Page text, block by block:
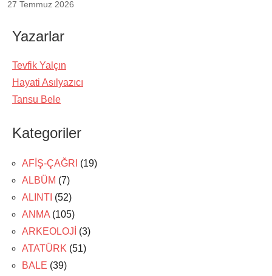
27 Temmuz 2026
Yazarlar
Tevfik Yalçın
Hayati Asılyazıcı
Tansu Bele
Kategoriler
AFİŞ-ÇAĞRI (19)
ALBÜM (7)
ALINTI (52)
ANMA (105)
ARKEOLOJİ (3)
ATATÜRK (51)
BALE (39)